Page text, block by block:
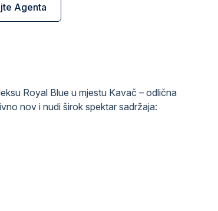
Agenta
Royal Blue u mjestu Kavač – odlična
nov i nudi širok spektar sadržaja: